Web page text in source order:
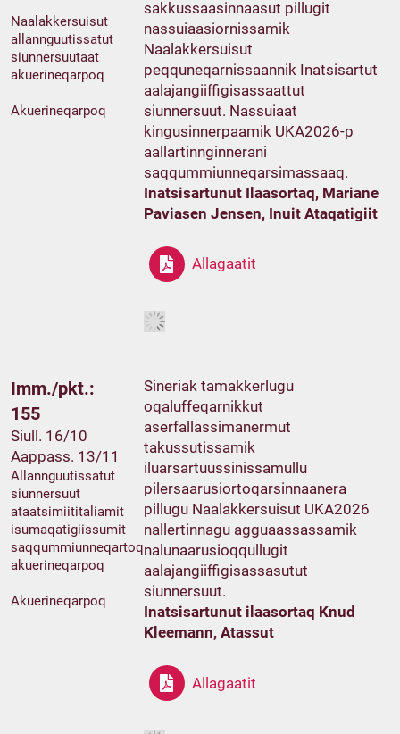
Naalakkersuisut
allannguutissatut
siunnersuutaat
akuerineqarpoq
Akuerineqarpoq
sakkussaasinnaasut pillugit
nassuiaasiornissamik
Naalakkersuisut
peqquneqarnissaannik Inatsisartut
aalajangiiffigisassaattut
siunnersuut. Nassuiaat
kingusinnerpaamik UKA2026-p
aallartinnginnerani
saqqummiunneqarsimassaaq.
Inatsisartunut Ilaasortaq, Mariane
Paviasen Jensen, Inuit Ataqatigiit
Allagaatit
Imm./pkt.:
155
Siull. 16/10
Aappass. 13/11
Allannguutissatut
siunnersuut
ataatsimiititaliamit
isumaqatigiissumit
saqqummiunneqartoq
akuerineqarpoq
Akuerineqarpoq
Sineriak tamakkerlugu
oqaluffeqarnikkut
aserfallassimanermut
takussutissamik
iluarsartuussinissamullu
pilersaarusiortoqarsinnaanera
pillugu Naalakkersuisut UKA2026
nallertinnagu agguaassassamik
nalunaarusioqqullugit
aalajangiiffigisassasutut
siunnersuut.
Inatsisartunut ilaasortaq Knud
Kleemann, Atassut
Allagaatit